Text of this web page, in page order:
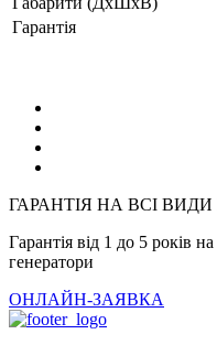
Гарантія
ГАРАНТІЯ НА ВСІ
Гарантія від 1 до 5 років
генератори
ОНЛАЙН-ЗАЯВКА